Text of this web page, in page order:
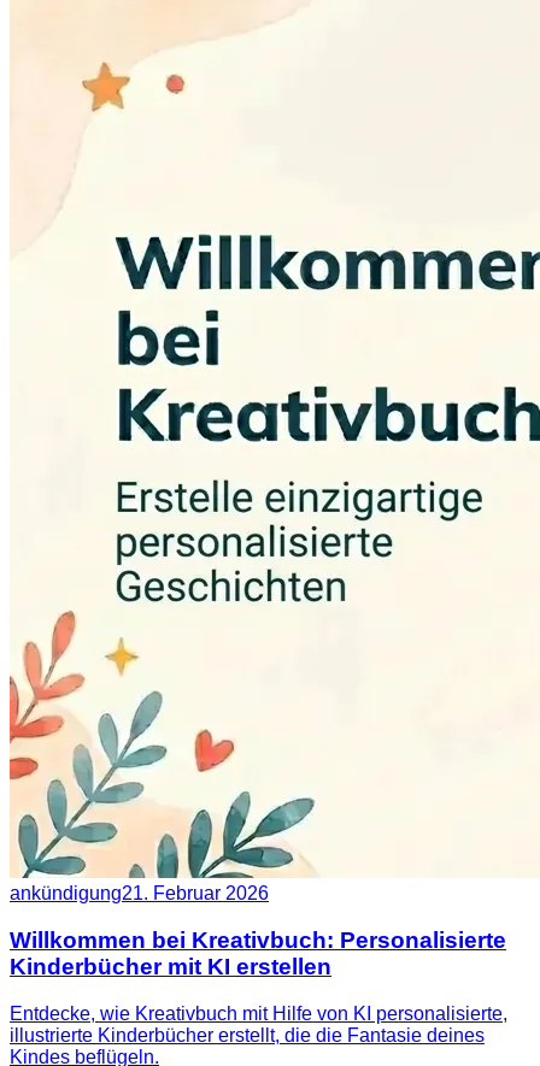
ankündigung21. Februar 2026
Willkommen bei Kreativbuch: Personalisierte
Kinderbücher mit KI erstellen
Entdecke, wie Kreativbuch mit Hilfe von KI personalisierte,
illustrierte Kinderbücher erstellt, die die Fantasie deines
Kindes beflügeln.